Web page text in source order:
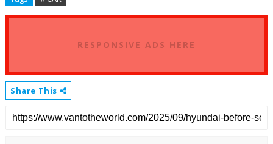
RESPONSIVE ADS HERE
Share This